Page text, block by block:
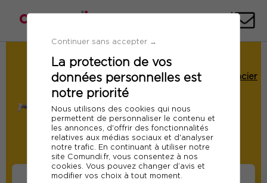
Continuer sans accepter →
La protection de vos
données personnelles est
notre priorité
Nous utilisons des cookies qui nous
permettent de personnaliser le contenu et
les annonces, d'offrir des fonctionnalités
relatives aux médias sociaux et d'analyser
notre trafic. En continuant à utiliser notre
site Comundi.fr, vous consentez à nos
cookies. Vous pouvez changer d’avis et
modifier vos choix à tout moment.
Demande de Devis
Formation aux finances pour non-financier
Ref 10900
Du 07 au 08 décembre 2026
Paris
Modifier